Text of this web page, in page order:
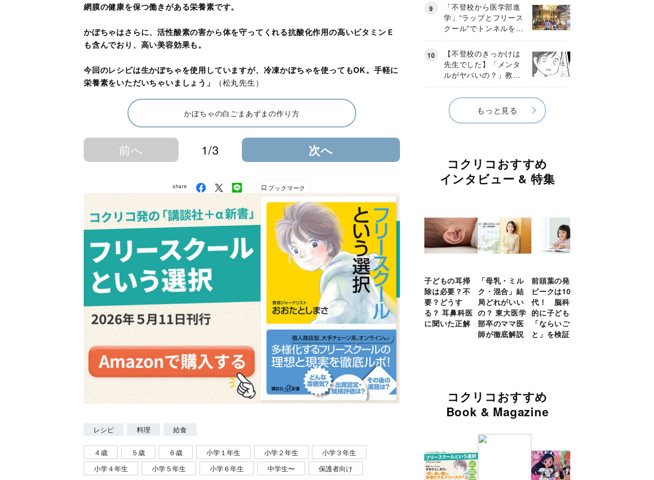
網膜の健康を保つ働きがある栄養素です。
かぼちゃはさらに、活性酸素の害から体を守ってくれる抗酸化作用の高いビタミンＥ
も含んでおり、高い美容効果も。
今回のレシピは生かぼちゃを使用していますが、冷凍かぼちゃを使ってもOK。手軽に
栄養素をいただいちゃいましょう」
（松丸先生）
かぼちゃの白ごまあずまの作り方
前へ 1/3 次へ
share ブックマーク
レシピ 料理 給食
４歳 ５歳 ６歳 小学１年生 小学２年生
小学３年生
小学４年生
小学５年生 小学６年生 中学生〜 保護者向け
「不登校から医学部進
学」“ラップとフリース
クール”でトンネルを脱
して高校受験へ〔元野
球少年の実話〕
【不登校のきっかけは
先生でした】「メンタ
ルがヤバいの？」教室
で始まった悪ふざけ
《第３話》
もっと見る
コクリコおすすめ
インタビュー & 特集
子どもの耳掃
除は必要？不
要？どうす
る？ 耳鼻科医
に聞いた正解
「母乳・ミル
ク・混合」結
局どれがいい
の？ 東大医学
部卒のママ医
師が徹底解説
前頭葉の発達
ピークは10
代！ 脳科学
的に子どもの
「ならいご
と」を検証
コクリコおすすめ
Book & Magazine